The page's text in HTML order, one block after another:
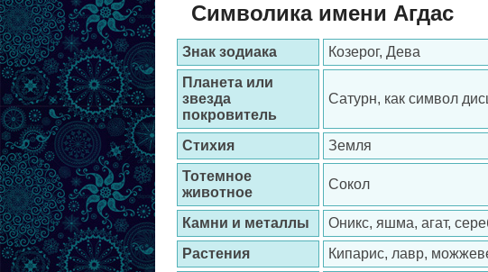
Символика имени Агдас
Знак зодиака
Козерог, Дева
Планета или
звезда
покровитель
Сатурн, как символ
Стихия
Земля
Тотемное
животное
Сокол
Камни и металлы
Оникс, яшма, агат,
Растения
Кипарис, лавр,